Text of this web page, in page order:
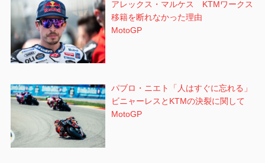
アレックス・マルケス KTMワークス
移籍を断れなかった理由
MotoGP
パブロ・ニエト「人はすぐに忘れる」
ビニャーレスとKTMの決裂に関して
MotoGP